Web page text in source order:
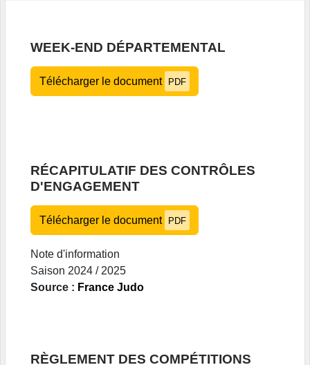
WEEK-END DÉPARTEMENTAL
Télécharger le document PDF
RÉCAPITULATIF DES CONTRÔLES
D'ENGAGEMENT
Télécharger le document PDF
Note d'information
Saison 2024 / 2025
Source : France Judo
RÈGLEMENT DES COMPÉTITIONS